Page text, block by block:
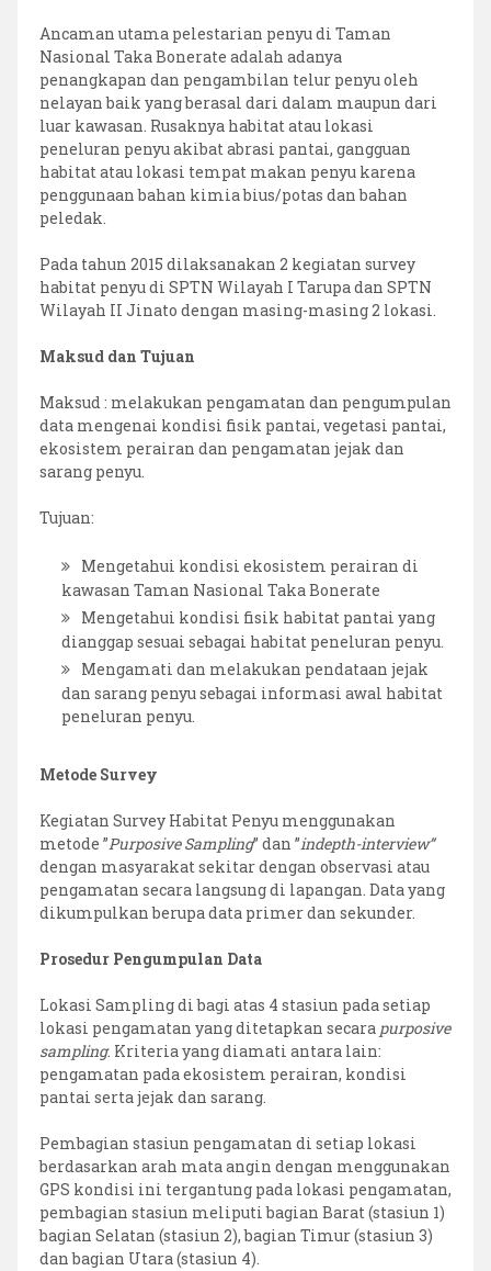
Ancaman utama pelestarian penyu di Taman
Nasional Taka Bonerate adalah adanya
penangkapan dan pengambilan telur penyu oleh
nelayan baik yang berasal dari dalam maupun dari
luar kawasan. Rusaknya habitat atau lokasi
peneluran penyu akibat abrasi pantai, gangguan
habitat atau lokasi tempat makan penyu karena
penggunaan bahan kimia bius/potas dan bahan
peledak.
Pada tahun 2015 dilaksanakan 2 kegiatan survey
habitat penyu di SPTN Wilayah I Tarupa dan SPTN
Wilayah II Jinato dengan masing-masing 2 lokasi.
Maksud dan Tujuan
Maksud : melakukan pengamatan dan pengumpulan
data mengenai kondisi fisik pantai, vegetasi pantai,
ekosistem perairan dan pengamatan jejak dan
sarang penyu.
Tujuan:
Mengetahui kondisi ekosistem perairan di
kawasan Taman Nasional Taka Bonerate
Mengetahui kondisi fisik habitat pantai yang
dianggap sesuai sebagai habitat peneluran penyu.
Mengamati dan melakukan pendataan jejak
dan sarang penyu sebagai informasi awal habitat
peneluran penyu.
Metode Survey
Kegiatan Survey Habitat Penyu menggunakan
metode ”Purposive Sampling” dan ”indepth-interview”
dengan masyarakat sekitar dengan observasi atau
pengamatan secara langsung di lapangan. Data yang
dikumpulkan berupa data primer dan sekunder.
Prosedur Pengumpulan Data
Lokasi Sampling di bagi atas 4 stasiun pada setiap
lokasi pengamatan yang ditetapkan secara purposive
sampling. Kriteria yang diamati antara lain:
pengamatan pada ekosistem perairan, kondisi
pantai serta jejak dan sarang.
Pembagian stasiun pengamatan di setiap lokasi
berdasarkan arah mata angin dengan menggunakan
GPS kondisi ini tergantung pada lokasi pengamatan,
pembagian stasiun meliputi bagian Barat (stasiun 1)
bagian Selatan (stasiun 2), bagian Timur (stasiun 3)
dan bagian Utara (stasiun 4).